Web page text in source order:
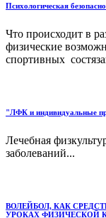
Психологическая
Что происходит в
физические
спортивных
"ЛФК и индивидуальные
Лечебная
заболеваний...
ВОЛЕЙБОЛ, КАК
УРОКАХ ФИЗИЧЕСКОЙ